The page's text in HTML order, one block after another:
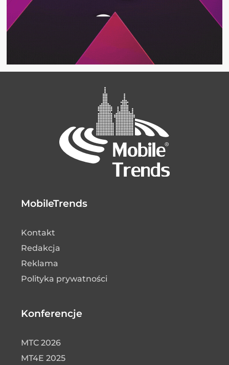
MobileTrends
Kontakt
Redakcja
Reklama
Polityka prywatności
Konferencje
MTC 2026
MT4E 2025